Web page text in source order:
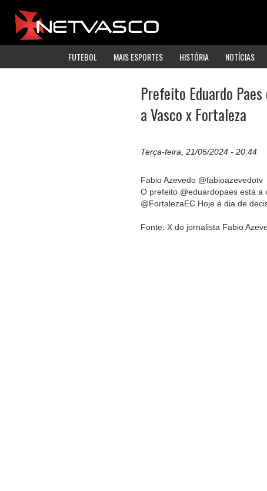
FUTEBOL MAIS ESPORTES HISTÓRIA NOTÍCIAS
Prefeito Eduardo
a Vasco x Fortaleza
Terça-feira, 21/05/2024 - 20:44
Fabio Azevedo @fabioazevedotv
O prefeito @eduardopaes está a
@FortalezaEC Hoje é dia de
Fonte: X do jornalista Fabio